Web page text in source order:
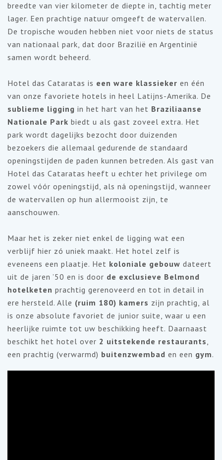
breedte van vier kilometer de diepte in, tachtig meter
lager. Een prachtige natuur omgeeft de watervallen.
De tropische wouden hebben niet voor niets de status
van nationaal park, dat door Brazilië en Argentinië
samen wordt beheerd.
Hotel das Cataratas is een ware klassieker en één
van onze favoriete hotels in heel Latijns-Amerika. De
sublieme ligging in het hart van het Braziliaanse
Nationale Park biedt u als gast zoveel extra. Het
park wordt dagelijks bezocht door duizenden
bezoekers die allemaal gedurende de standaard
openingstijden de paden kunnen betreden. Als gast van
Hotel das Cataratas heeft u echter het privilege om
zowel vóór openingstijd, als ná openingstijd, wanneer
de watervallen op hun allermooist zijn, te
aanschouwen.
Maar het is zeker niet enkel de ligging wat een
verblijf hier zó uniek maakt. Het hotel zelf is
eveneens een plaatje. Het koloniale gebouw dateert
uit de jaren ’50 en is door de exclusieve Belmond
hotelketen prachtig gerenoveerd en tot in detail in
ere hersteld. Alle (ruim 180) kamers zijn prachtig, al
is onze absolute favoriet de junior suite, waar u een
heerlijke ruimte tot uw beschikking heeft. Daarnaast
beschikt het hotel over 2 uitstekende restaurants,
een prachtig (verwarmd) buitenzwembad en een gym.